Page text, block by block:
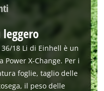
Platform
18 Li di Einhell è un
X-Change. Per i
foglie, taglio delle
il peso delle